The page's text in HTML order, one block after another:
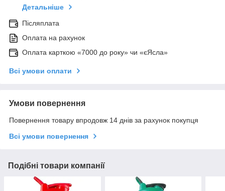
Детальніше
Післяплата
Оплата на рахунок
Оплата карткою «7000 до року» чи «єЯсла»
Всі умови оплати
Умови повернення
Повернення товару впродовж 14 днів за рахунок покупця
Всі умови повернення
Подібні товари компанії